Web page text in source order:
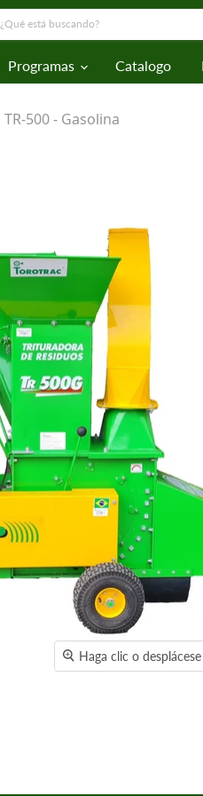
Programas Catalogo
500 - Gasolina
Haga clic o